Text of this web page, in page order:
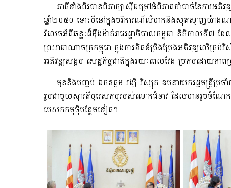
ភាគីទាំងពីរបានពិភាក្សាស៊ីជម្រៅអំពីភាពចាំបាច់នៃការអ
ឆ្នាំ២០៥០ ទោះបីនៅក្នុងបរិការណ៍លំបាកនិងស្មុគស្មាញយ៉ាងណ
រំលេចអំពីឆន្ទៈដ៏ម៉ឺងម៉ាត់រាជរដ្ឋាភិបាលកម្ពុជា នីតិកាលទី៧
ព្រះរាជាណាចក្រកម្ពុជា ក្នុងការខិតខំប្រឹងប្រែងអភិវឌ្ឍលើ
អភិវឌ្ឍសង្គម-សេដ្ឋកិច្ចជាតិក្នុងរយៈពេលវែង ប្រកបដោយភា
មុននឹងបញ្ចប់ ឯកឧត្តម វង្សី វិស្សុត ឧបនាយករដ្ឋមន្ត្រីប្រ
រួមជាមួយស្មារតីបុរេសកម្មរបស់លោកជំទាវ ដែលបានរួមចំណ
បេសកកម្មថ្មីបន្ថែមទៀត។